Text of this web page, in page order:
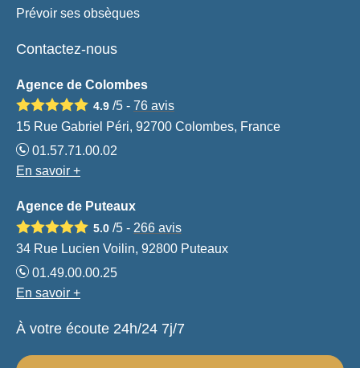
Prévoir ses obsèques
Contactez-nous
Agence de Colombes
4.9 /5 - 76 avis
15 Rue Gabriel Péri, 92700 Colombes, France
01.57.71.00.02
En savoir +
Agence de Puteaux
5.0 /5 - 266 avis
34 Rue Lucien Voilin, 92800 Puteaux
01.49.00.00.25
En savoir +
À votre écoute 24h/24 7j/7